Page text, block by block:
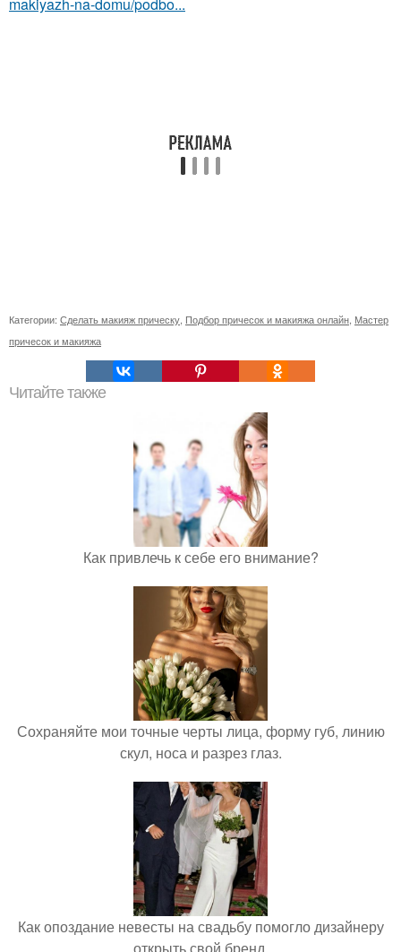
makiyazh-na-domu/podbo...
Категории: Сделать макияж прическу, Подбор причесок и макияжа онлайн, Мастер
причесок и макияжа
Читайте также
Как привлечь к себе его внимание?
Сохраняйте мои точные черты лица, форму губ, линию
скул, носа и разрез глаз.
Как опоздание невесты на свадьбу помогло дизайнеру